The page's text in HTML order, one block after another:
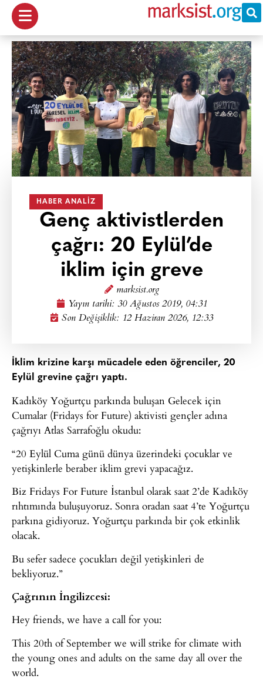
HABER ANALIZ
Genç aktivistlerden
çağrı: 20 Eylül’de
iklim için greve
marksist.org
Yayın tarihi: 30 Ağustos 2019, 04:31
Son Değişiklik: 12 Haziran 2026, 12:33
İklim krizine karşı mücadele eden öğrenciler, 20
Eylül grevine çağrı yaptı.
Kadıköy Yoğurtçu parkında buluşan Gelecek için
Cumalar (Fridays for Future) aktivisti gençler adına
çağrıyı Atlas Sarrafoğlu okudu:
“20 Eylül Cuma günü dünya üzerindeki çocuklar ve
yetişkinlerle beraber iklim grevi yapacağız.
Biz Fridays For Future İstanbul olarak saat 2’de Kadıköy
rıhtımında buluşuyoruz. Sonra oradan saat 4’te Yoğurtçu
parkına gidiyoruz. Yoğurtçu parkında bir çok etkinlik
olacak.
Bu sefer sadece çocukları değil yetişkinleri de
bekliyoruz.”
Çağrının İngilizcesi:
Hey friends, we have a call for you:
This 20th of September we will strike for climate with
the young ones and adults on the same day all over the
world.